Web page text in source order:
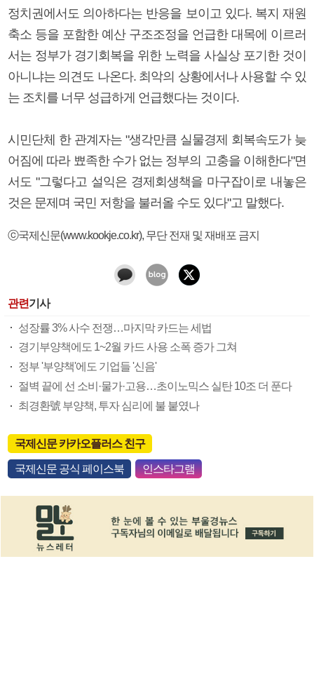
정치권에서도 의아하다는 반응을 보이고 있다. 복지 재원
축소 등을 포함한 예산 구조조정을 언급한 대목에 이르러
서는 정부가 경기회복을 위한 노력을 사실상 포기한 것이
아니냐는 의견도 나온다. 최악의 상황에서나 사용할 수 있
는 조치를 너무 성급하게 언급했다는 것이다.
시민단체 한 관계자는 "생각만큼 실물경제 회복속도가 늦
어짐에 따라 뾰족한 수가 없는 정부의 고충을 이해한다"면
서도 "그렇다고 설익은 경제회생책을 마구잡이로 내놓은
것은 문제며 국민 저항을 불러올 수도 있다"고 말했다.
ⓒ국제신문(www.kookje.co.kr), 무단 전재 및 재배포 금지
관련기사
성장률 3% 사수 전쟁…마지막 카드는 세법
경기부양책에도 1~2월 카드 사용 소폭 증가 그쳐
정부 '부양책'에도 기업들 '신음'
절벽 끝에 선 소비·물가·고용…초이노믹스 실탄 10조 더 푼다
최경환號 부양책, 투자 심리에 불 붙였나
국제신문 카카오플러스 친구
국제신문 공식 페이스북 인스타그램